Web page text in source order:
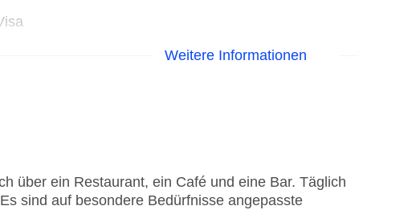
Weitere Informationen
über ein Restaurant, ein Café und eine Bar. Täglich
sind auf besondere Bedürfnisse angepasste